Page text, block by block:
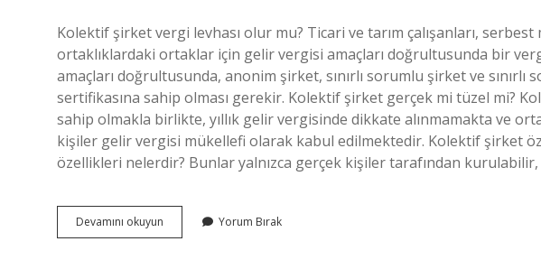
Kolektif şirket vergi levhası olur mu? Ticari ve tarım çalışanları, serbest
ortaklıklardaki ortaklar için gelir vergisi amaçları doğrultusunda bir
amaçları doğrultusunda, anonim şirket, sınırlı sorumlu şirket ve
sertifikasına sahip olması gerekir. Kolektif şirket gerçek mi tüzel mi?
sahip olmakla birlikte, yıllık gelir vergisinde dikkate alınmamakta ve
kişiler gelir vergisi mükellefi olarak kabul edilmektedir. Kolektif şirket
özellikleri nelerdir? Bunlar yalnızca gerçek kişiler tarafından
Devamını okuyun Kollektif
Şirketin
Yorum Bırak